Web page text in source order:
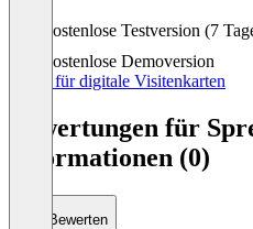
Kostenlose Testversion (7
Kostenlose Demoversion
Preise für digitale Visitenkarten
Bewertungen für
Informationen (0)
Bewerten